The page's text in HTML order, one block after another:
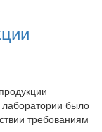
было
требованиям